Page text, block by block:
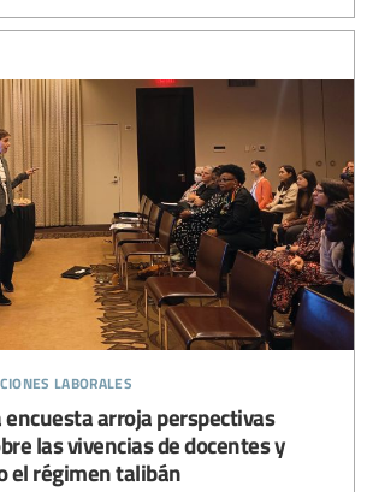
laborales
arroja perspectivas
las vivencias de docentes y
el régimen talibán